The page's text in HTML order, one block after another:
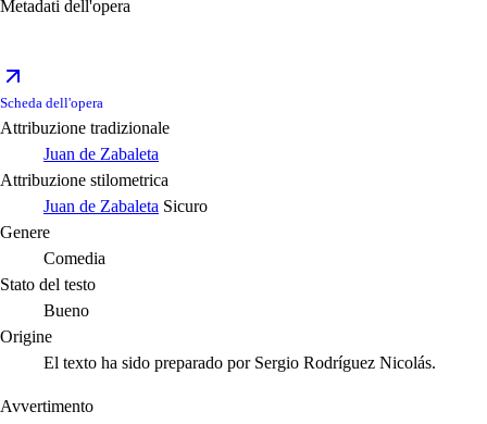
Metadati dell'opera
Scheda dell'opera
Attribuzione tradizionale
Juan de Zabaleta
Attribuzione stilometrica
Juan de Zabaleta Sicuro
Genere
Comedia
Stato del testo
Bueno
Origine
El texto ha sido preparado por Sergio Rodríguez Nicolás.
Avvertimento